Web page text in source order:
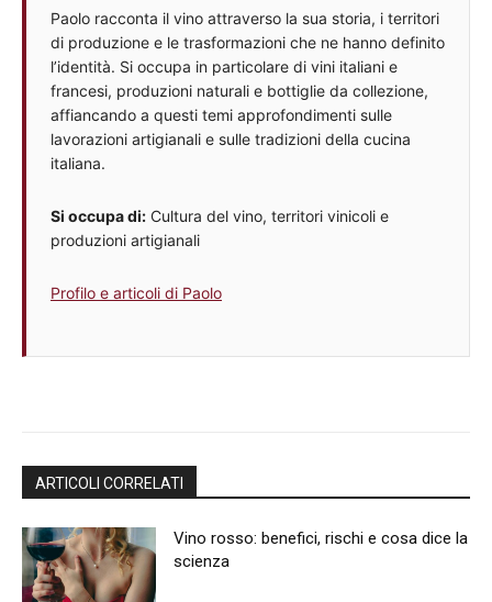
Paolo racconta il vino attraverso la sua storia, i territori
di produzione e le trasformazioni che ne hanno definito
l’identità. Si occupa in particolare di vini italiani e
francesi, produzioni naturali e bottiglie da collezione,
affiancando a questi temi approfondimenti sulle
lavorazioni artigianali e sulle tradizioni della cucina
italiana.
Si occupa di: Cultura del vino, territori vinicoli e
produzioni artigianali
Profilo e articoli di Paolo
ARTICOLI CORRELATI
Vino rosso: benefici, rischi e cosa dice la
scienza